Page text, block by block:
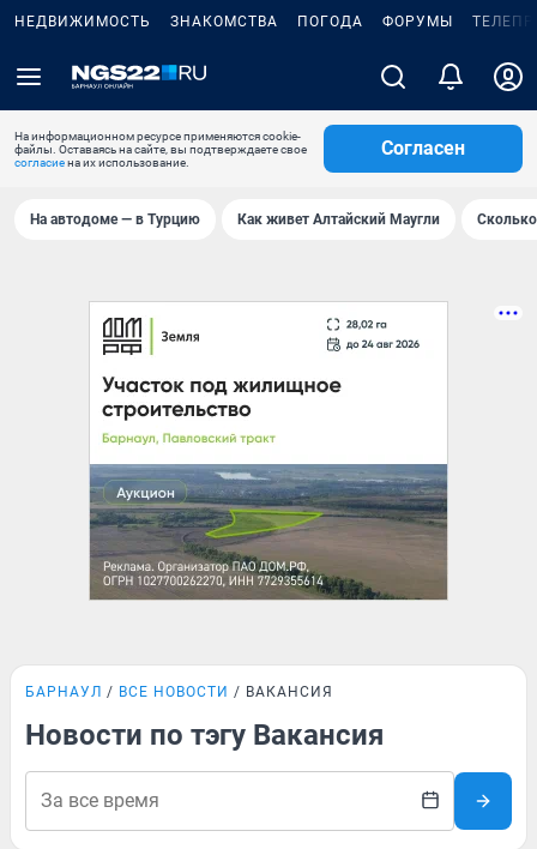
НЕДВИЖИМОСТЬ ЗНАКОМСТВА ПОГОДА ФОРУМЫ
На информационном ресурсе применяются cookie-
файлы. Оставаясь на сайте, вы подтверждаете свое
согласиена их использование.
Согласен
На автодоме — в Турцию Как живет Алтайский Маугли
БАРНАУЛ ВСЕ НОВОСТИ ВАКАНСИЯ
Новости по тэгу Вакансия